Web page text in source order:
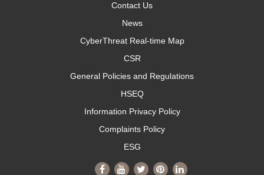
Contact Us
News
CyberThreat Real-time Map
CSR
General Policies and Regulations
HSEQ
Information Privacy Policy
Complaints Policy
ESG